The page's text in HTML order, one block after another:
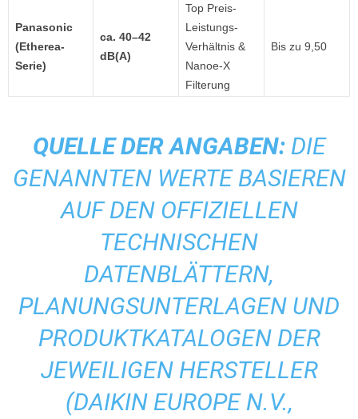
Panasonic
(Etherea-
Serie)
ca. 40–42
dB(A)
Top Preis-
Leistungs-
Verhältnis &
Nanoe-X
Filterung
Bis zu 9,50
QUELLE DER ANGABEN:DIE
GENANNTEN WERTE BASIEREN
AUF DEN OFFIZIELLEN
TECHNISCHEN
DATENBLÄTTERN,
PLANUNGSUNTERLAGEN UND
PRODUKTKATALOGEN DER
JEWEILIGEN HERSTELLER
(DAIKIN EUROPE N.V.,